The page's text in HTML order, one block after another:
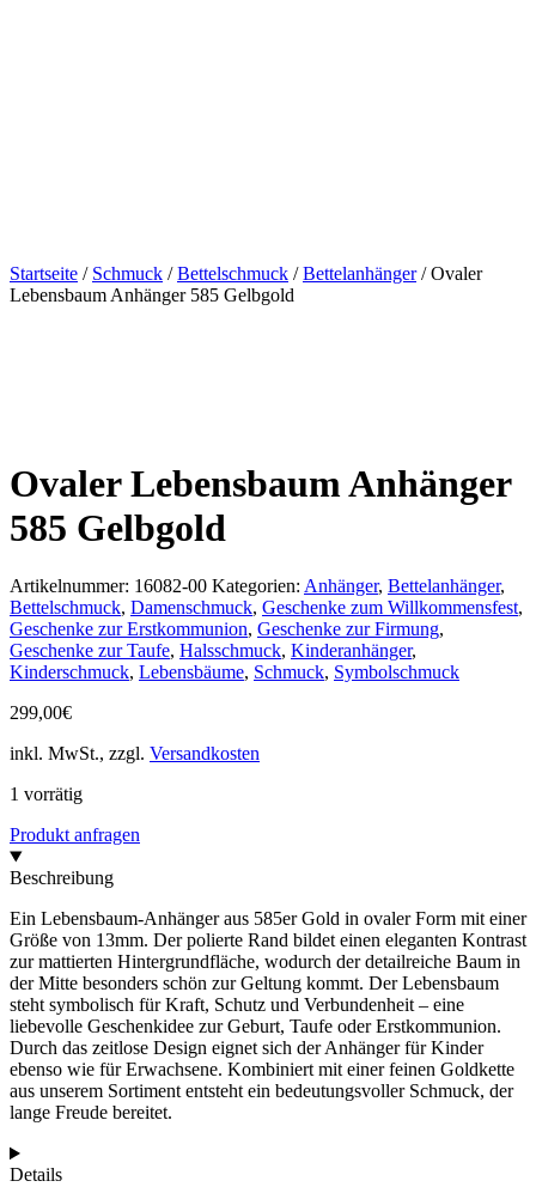
Startseite / Schmuck /Bettelschmuck /Bettelanhänger/ Ovaler
Lebensbaum Anhänger 585 Gelbgold
Ovaler Lebensbaum Anhänger
585 Gelbgold
Artikelnummer: 16082-00 Kategorien: Anhänger, Bettelanhänger,
Bettelschmuck, Damenschmuck, Geschenke zum Willkommensfest,
Geschenke zur Erstkommunion, Geschenke zur Firmung,
Geschenke zur Taufe, Halsschmuck, Kinderanhänger,
Kinderschmuck, Lebensbäume, Schmuck, Symbolschmuck
299,00€
inkl. MwSt., zzgl. Versandkosten
1 vorrätig
Produkt anfragen
Beschreibung
Ein Lebensbaum-Anhänger aus 585er Gold in ovaler Form mit einer
Größe von 13mm. Der polierte Rand bildet einen eleganten Kontrast
zur mattierten Hintergrundfläche, wodurch der detailreiche Baum in
der Mitte besonders schön zur Geltung kommt. Der Lebensbaum
steht symbolisch für Kraft, Schutz und Verbundenheit – eine
liebevolle Geschenkidee zur Geburt, Taufe oder Erstkommunion.
Durch das zeitlose Design eignet sich der Anhänger für Kinder
ebenso wie für Erwachsene. Kombiniert mit einer feinen Goldkette
aus unserem Sortiment entsteht ein bedeutungsvoller Schmuck, der
lange Freude bereitet.
Details